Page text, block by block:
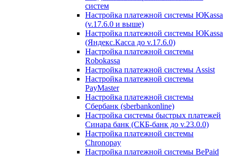
систем
Настройка платежной системы ЮKassa
(v.17.6.0 и выше)
Настройка платежной системы ЮKassa
(Яндекс.Касса до v.17.6.0)
Настройка платежной системы
Robokassa
Настройка платежной системы Assist
Настройка платежной системы
PayMaster
Настройка платежной системы
Сбербанк (sberbankonline)
Настройка системы быстрых платежей
Синара банк (СКБ-банк до v.23.0.0)
Настройка платежной системы
Chronopay
Настройка платежной системы BePaid